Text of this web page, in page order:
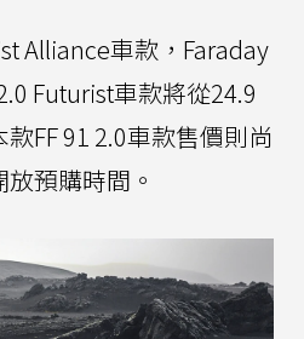
Alliance車款，Faraday
Futurist車款將從24.9
FF 91 2.0車款售價則尚
預購時間。